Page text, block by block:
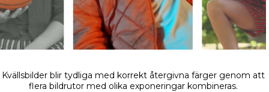
Kvällsbilder blir tydliga med korrekt återgivna färger genom att
flera bildrutor med olika exponeringar kombineras.